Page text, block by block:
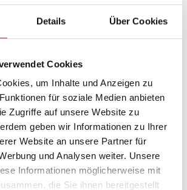
Details Über Cookies
Cookies
um Inhalte und Anzeigen zu
für soziale Medien anbieten
Zugriffe auf unsere Website zu
geben wir Informationen zu Ihrer
Website an unsere Partner für
und Analysen weiter. Unsere
Informationen möglicherweise mit
die Sie ihnen bereitgestellt
& baut Stress ab: Ideal
und zur Unterstützung
Lage einsetzbar: Für Rücken,
Sitzposition – passt sich jeder
Anwendungssituation an.
mobil: Leicht aufrollbar und mit
– für entspannende Akupressur
In den Warenkorb